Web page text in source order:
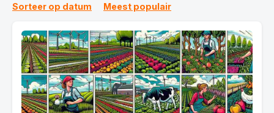
Sorteer op datum Meest populair